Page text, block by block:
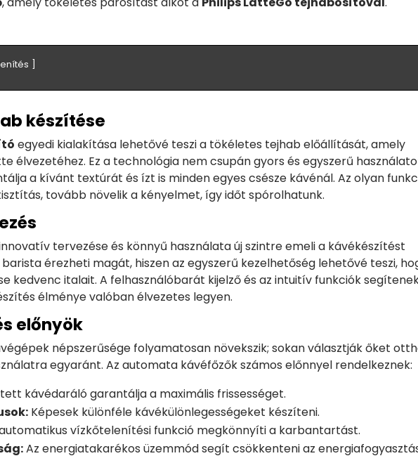
készítése
egyedi kialakítása lehetővé teszi a tökéletes tejhab előállítását, amely
élvezetéhez. Ez a technológia nem csupán gyors és egyszerű
a kívánt textúrát és ízt is minden egyes csésze kávénál. Az olyan
tovább növelik a kényelmet, így időt spórolhatunk.
tervezése és könnyű használata új szintre emeli a kávékészítést
érezheti magát, hiszen az egyszerű kezelhetőség lehetővé teszi,
kedvenc italait. A felhasználóbarát kijelző és az intuitív funkciók
élménye valóban élvezetes legyen.
előnyök
népszerűsége folyamatosan növekszik; sokan választják őket
egyaránt. Az automata kávéfőzők számos előnnyel rendelkeznek:
kávédaráló garantálja a maximális frissességet.
Képesek különféle kávékülönlegességeket készíteni.
vízkőtelenítési funkció megkönnyíti a karbantartást.
Az energiatakarékos üzemmód segít csökkenteni az